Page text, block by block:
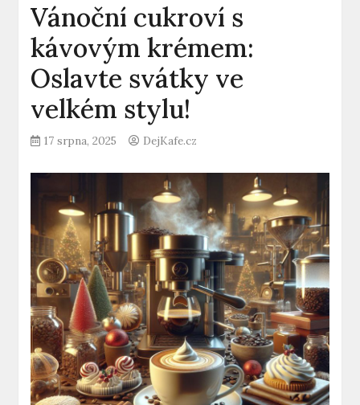
Vánoční cukroví s
kávovým krémem:
Oslavte svátky ve
velkém stylu!
17 srpna, 2025 DejKafe.cz